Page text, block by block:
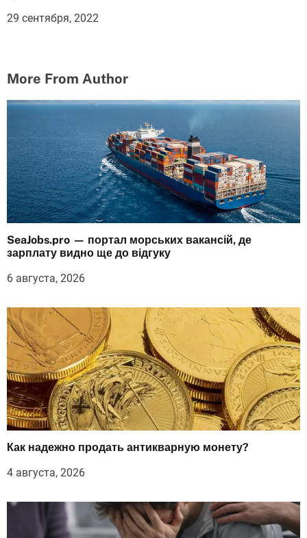
29 сентября, 2022
More From Author
SeaJobs.pro — портал морських вакансій, де
зарплату видно ще до відгуку
6 августа, 2026
Как надежно продать антикварную монету?
4 августа, 2026